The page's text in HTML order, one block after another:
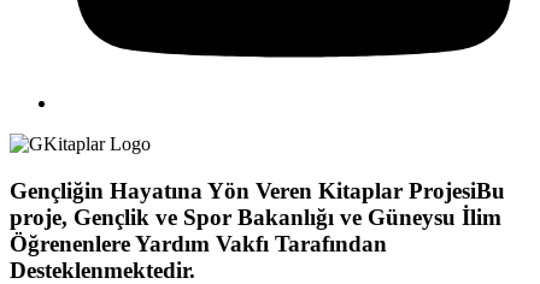
Gençliğin Hayatına Yön Veren Kitaplar ProjesiBu
proje, Gençlik ve Spor Bakanlığı ve Güneysu İlim
Öğrenenlere Yardım Vakfı Tarafından
Desteklenmektedir.